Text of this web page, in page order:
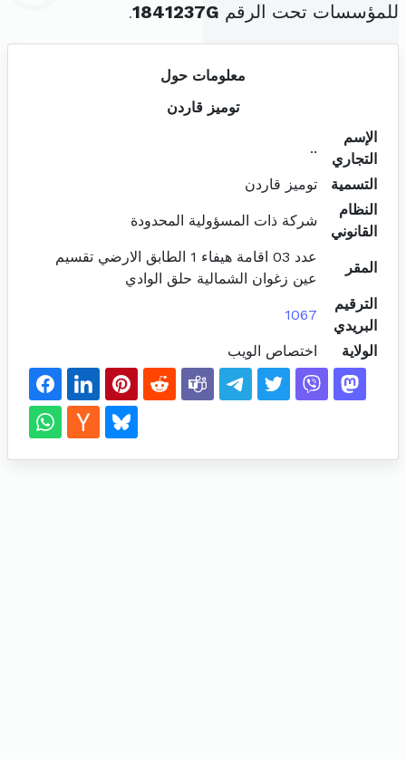
للمؤسسات تحت الرقم 1841237G
.
معلومات حول
توميز قاردن
الإسم
التجاري
..
التسمية
توميز قاردن
النظام
القانوني
شركة ذات المسؤولية المحدودة
المقر
عدد 03 اقامة هيفاء 1 الطابق الارضي تقسيم
عين زغوان الشمالية حلق الوادي
الترقيم
البريدي
1067
الولاية اختصاص الويب